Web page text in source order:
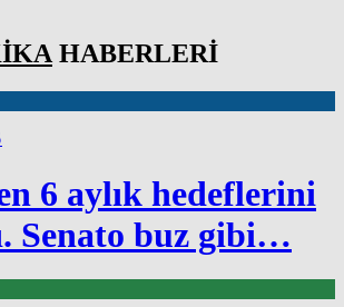
HABERLERİ
6 aylık hedeflerini
Senato buz gibi…